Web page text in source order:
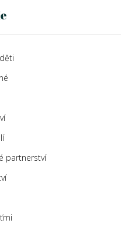
partnerství